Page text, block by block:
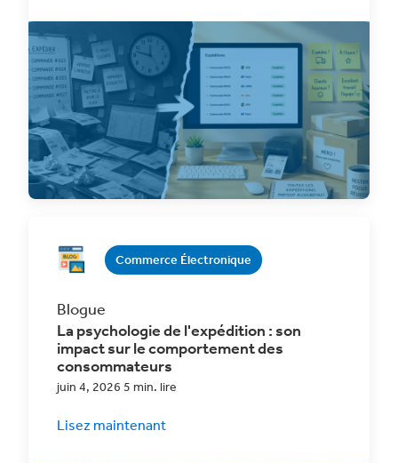
Découvrez comment l'automatisation des
expéditions dans le commerce électronique
peut rationaliser
Commerce Électronique
Blogue
La psychologie de l'expédition : son
impact sur le comportement des
consommateurs
juin 4, 2026 5 min. lire
Lisez maintenant